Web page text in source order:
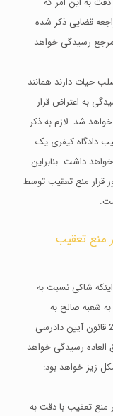
قضایی ذکر شده
مرجع رسیدگی خواهد
حیات دارند همانند
به اعتراض قرار
شد‌. لازم به ذکر
دادگاه کیفری یک
داشت. بنابراین
قرار منع تعقیب توسط
منع تعقیب
شاکی نسبت به
شعبه صالح به
رسیدگی ارجاع داده شد، بر اساس ماده 274 و 273 قانون آیین دادرسی
العاده رسیدگی خواهد
منع تعقیب با دقت به